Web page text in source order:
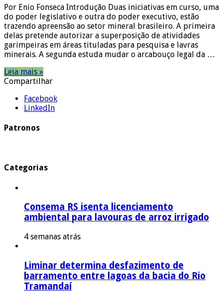
Por Enio Fonseca Introdução Duas iniciativas em curso, uma
do poder legislativo e outra do poder executivo, estão
trazendo apreensão ao setor mineral brasileiro. A primeira
delas pretende autorizar a superposição de atividades
garimpeiras em áreas tituladas para pesquisa e lavras
minerais. A segunda estuda mudar o arcabouço legal da …
Leia mais »
Compartilhar
Facebook
LinkedIn
Patronos
Categorias
Consema RS isenta licenciamento
ambiental para lavouras de arroz irrigado
4 semanas atrás
Liminar determina desfazimento de
barramento entre lagoas da bacia do Rio
Tramandaí